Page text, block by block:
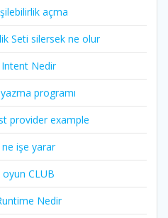
açma
Seti silersek ne olur
Nedir
programı
provider example
işe yarar
CLUB
Nedir